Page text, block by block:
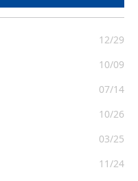
12/29
10/09
07/14
10/26
03/25
11/24